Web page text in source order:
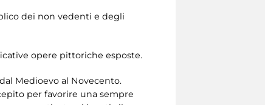
dei non vedenti e degli
opere pittoriche esposte.
Medioevo al Novecento.
per favorire una sempre